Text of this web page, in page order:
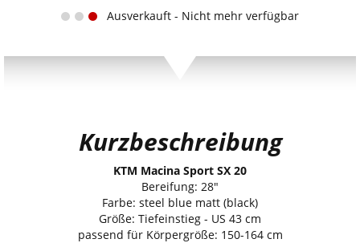
Ausverkauft - Nicht mehr verfügbar
Kurzbeschreibung
KTM Macina Sport SX 20
Bereifung: 28"
Farbe: steel blue matt (black)
Größe: Tiefeinstieg - US 43 cm
passend für Körpergröße: 150-164 cm